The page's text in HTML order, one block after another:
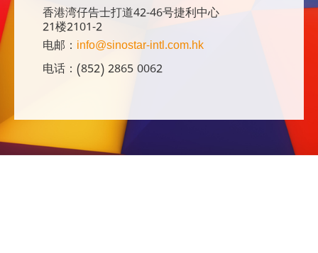
香港湾仔告士打道42-46号捷利中心
21楼2101-2
电邮： info@sinostar-intl.com.hk
电话：(852) 2865 0062